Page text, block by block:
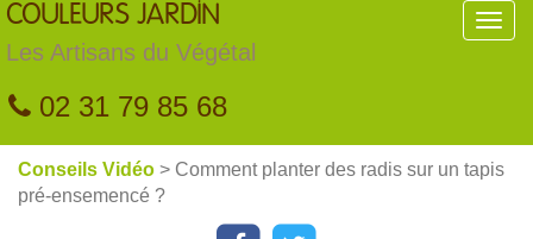
COULEURS JARDIN
Les Artisans du Végétal
02 31 79 85 68
Conseils Vidéo > Comment planter des radis sur un tapis
pré-ensemencé ?